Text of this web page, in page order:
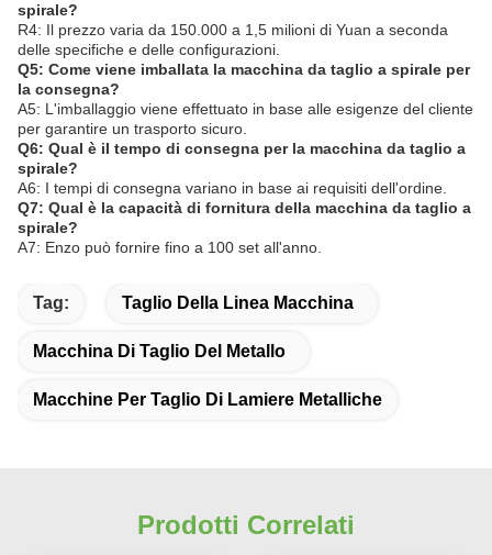
spirale?
R4: Il prezzo varia da 150.000 a 1,5 milioni di Yuan a seconda
delle specifiche e delle configurazioni.
Q5: Come viene imballata la macchina da taglio a spirale per
la consegna?
A5: L'imballaggio viene effettuato in base alle esigenze del cliente
per garantire un trasporto sicuro.
Q6: Qual è il tempo di consegna per la macchina da taglio a
spirale?
A6: I tempi di consegna variano in base ai requisiti dell'ordine.
Q7: Qual è la capacità di fornitura della macchina da taglio a
spirale?
A7: Enzo può fornire fino a 100 set all'anno.
Tag: Taglio Della Linea Macchina
Macchina Di Taglio Del Metallo
Macchine Per Taglio Di Lamiere Metalliche
Prodotti Correlati